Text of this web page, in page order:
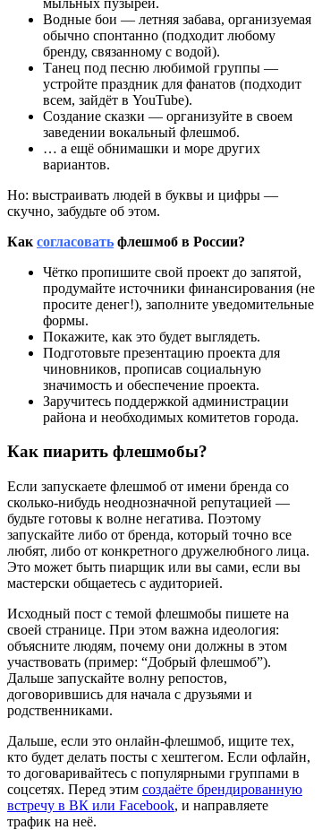
Водные бои — летняя забава, организуемая
обычно спонтанно (подходит любому
бренду, связанному с водой).
Танец под песню любимой группы —
устройте праздник для фанатов (подходит
всем, зайдёт в YouTube).
Создание сказки — организуйте в своем
заведении вокальный флешмоб.
… а ещё обнимашки и море других
вариантов.
Но: выстраивать людей в буквы и цифры —
скучно, забудьте об этом.
Как согласовать флешмоб в России?
Чётко пропишите свой проект до запятой,
продумайте источники финансирования (не
просите денег!), заполните уведомительные
формы.
Покажите, как это будет выглядеть.
Подготовьте презентацию проекта для
чиновников, прописав социальную
значимость и обеспечение проекта.
Заручитесь поддержкой администрации
района и необходимых комитетов города.
Как пиарить флешмобы?
Если запускаете флешмоб от имени бренда со
сколько-нибудь неоднозначной репутацией —
будьте готовы к волне негатива. Поэтому
запускайте либо от бренда, который точно все
любят, либо от конкретного дружелюбного лица.
Это может быть пиарщик или вы сами, если вы
мастерски общаетесь с аудиторией.
Исходный пост с темой флешмобы пишете на
своей странице. При этом важна идеология:
объясните людям, почему они должны в этом
участвовать (пример: “Добрый флешмоб”).
Дальше запускайте волну репостов,
договорившись для начала с друзьями и
родственниками.
Дальше, если это онлайн-флешмоб, ищите тех,
кто будет делать посты с хештегом. Если офлайн,
то договаривайтесь с популярными группами в
соцсетях. Перед этим создаёте брендированную
встречу в ВК или Facebook, и направляете
трафик на неё.